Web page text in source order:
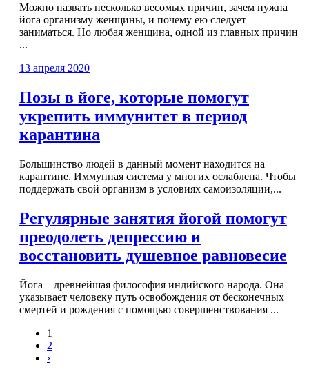
Можно назвать несколько весомых причин, зачем нужна
йога организму женщины, и почему ею следует
заниматься. Но любая женщина, одной из главных причин
...
13 апреля 2020
Позы в йоге, которые помогут
укрепить иммунитет в период
карантина
Большинство людей в данный момент находится на
карантине. Иммунная система у многих ослаблена. Чтобы
поддержать свой организм в условиях самоизоляции,...
Регулярные занятия йогой помогут
преодолеть депрессию и
восстановить душевное равновесие
Йога – древнейшая философия индийского народа. Она
указывает человеку путь освобождения от бесконечных
смертей и рождения с помощью совершенствования ...
1
2
›